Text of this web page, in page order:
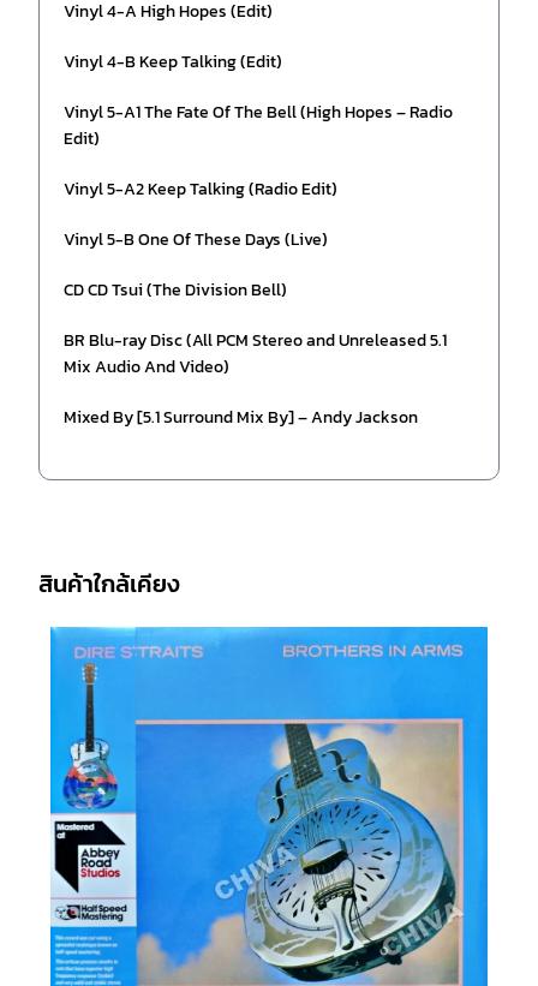
Vinyl 4-A High Hopes (Edit)
Vinyl 4-B Keep Talking (Edit)
Vinyl 5-A1 The Fate Of The Bell (High Hopes – Radio
Edit)
Vinyl 5-A2 Keep Talking (Radio Edit)
Vinyl 5-B One Of These Days (Live)
CD CD Tsui (The Division Bell)
BR Blu-ray Disc (All PCM Stereo and Unreleased 5.1
Mix Audio And Video)
Mixed By [5.1 Surround Mix By] – Andy Jackson
สินค้าใกล้เคียง